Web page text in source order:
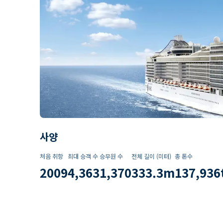
사양
처음 취항
2009
최대 승객 수
4,363
승무원 수
1,370
전체 길이 (미터)
333.3m
총 톤수
137,936